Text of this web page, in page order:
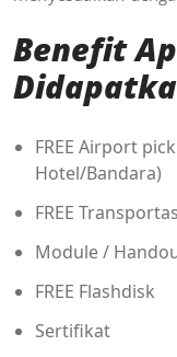
Benefit
FREE Airport
Hotel/Bandara)
FREE
Module /
FREE Flashdisk
Sertifikat